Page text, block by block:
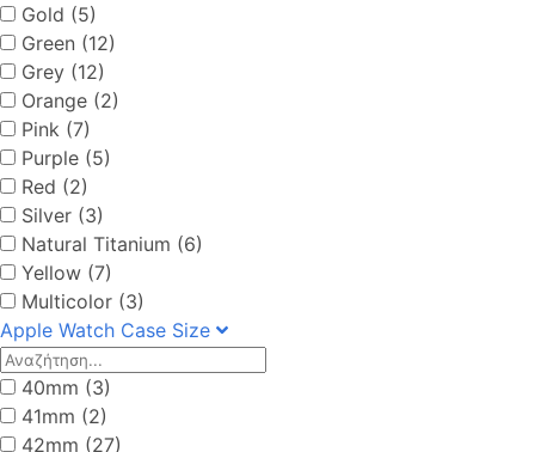
Gold (5)
Green (12)
Grey (12)
Orange (2)
Pink (7)
Purple (5)
Red (2)
Silver (3)
Natural Titanium (6)
Yellow (7)
Multicolor (3)
Apple Watch Case Size
40mm (3)
41mm (2)
42mm (27)